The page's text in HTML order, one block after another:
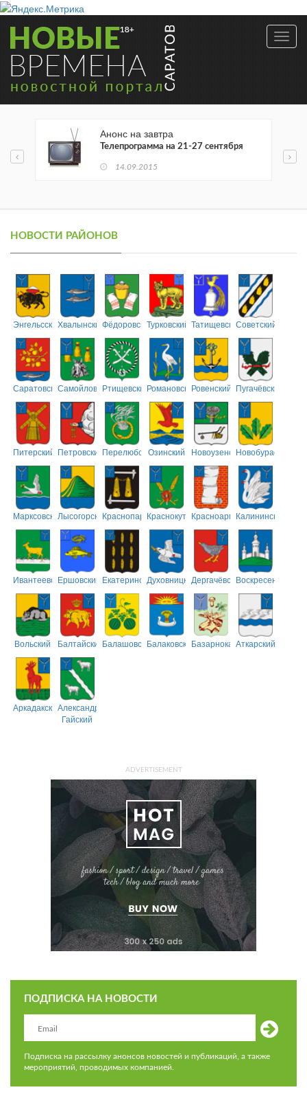
Анонс на завтра
Телепрограмма на 21-27 сентября
14.09.2015
НОВОСТИ РАЙОНОВ
ЭнгельсскийХвалынскийФёдоровскийТурковский ТатищевскийСоветский
СаратовскийСамойловскийРтищевскийРомановскийРовенский Пугачёвский
Питерский ПетровскийПерелюбскийОзинский НовоузенскийНовобурасский
МарксовскийЛысогорскийКраснопартизанский
КраснокутскийКрасноармейский
Калининский
ИвантеевскийЕршовский ЕкатериновскийДуховницкийДергачёвскийВоскресенский
Вольский БалтайскийБалашовскийБалаковскийБазарнокарабулакский
Аткарский
АркадакскийАлександрово-
Гайский
ADVERTISEMENT
ПОДПИСКА НА НОВОСТИ
Подписка на рассылку анонсов новостей и публикаций, а также
мероприятий, проводимых компанией.